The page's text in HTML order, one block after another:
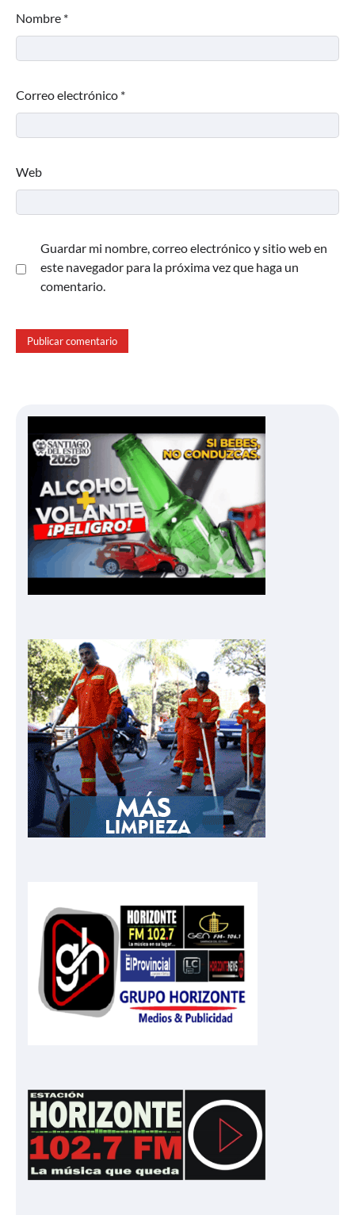
Nombre *
Correo electrónico *
Web
Guardar mi nombre, correo electrónico y sitio web en
este navegador para la próxima vez que haga un
comentario.